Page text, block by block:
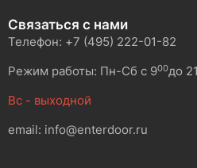
Связаться с нами
Телефон: +7 (495) 222-01-82
Режим работы: Пн-Сб с 900до 21
Вс - выходной
email: info@enterdoor.ru